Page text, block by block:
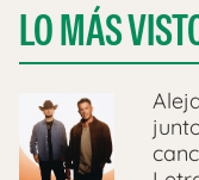
LO MÁS